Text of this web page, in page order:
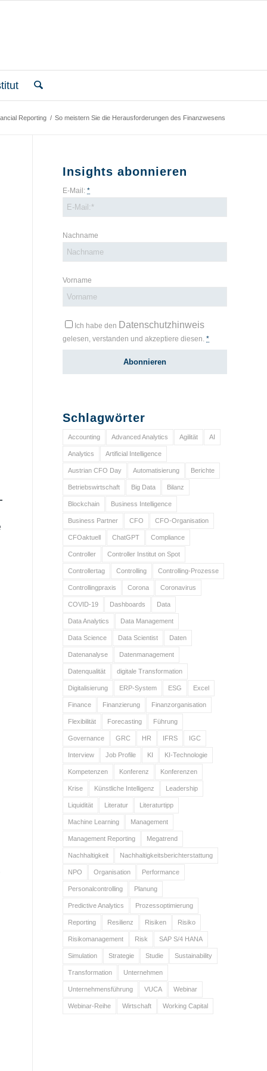
Reporting / So meistern Sie die Herausforderungen des Finanzwesens
Insights abonnieren
E-Mail:*
Nachname
Vorname
Ich habe den Datenschutzhinweis
gelesen, verstanden und akzeptiere diesen.*
Schlagwörter
Accounting Advanced Analytics Agilität AI
Analytics Artificial Intelligence
Austrian CFO Day Automatisierung Berichte
Betriebswirtschaft Big Data Bilanz
Blockchain Business Intelligence
Business Partner CFO CFO-Organisation
CFOaktuell ChatGPT Compliance
Controller Controller Institut on Spot
Controllertag Controlling Controlling-Prozesse
Controllingpraxis Corona Coronavirus
COVID-19 Dashboards Data
Data Analytics Data Management
Data Science Data Scientist Daten
Datenanalyse Datenmanagement
Datenqualität digitale Transformation
Digitalisierung ERP-System ESG Excel
Finance Finanzierung Finanzorganisation
Flexibilität Forecasting Führung
Governance GRC HR IFRS IGC
Interview Job Profile KI KI-Technologie
Kompetenzen Konferenz Konferenzen
Krise Künstliche Intelligenz Leadership
Liquidität Literatur Literaturtipp
Machine Learning Management
Management Reporting Megatrend
Nachhaltigkeit Nachhaltigkeitsberichterstattung
NPO Organisation Performance
Personalcontrolling Planung
Predictive Analytics Prozessoptimierung
Reporting Resilienz Risiken Risiko
Risikomanagement Risk SAP S/4 HANA
Simulation Strategie Studie Sustainability
Transformation Unternehmen
Unternehmensführung VUCA Webinar
Webinar-Reihe Wirtschaft Working Capital